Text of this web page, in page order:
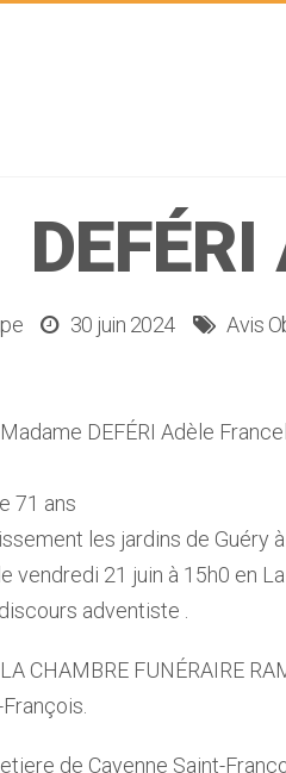
DEFÉRI
30 juin 2024 Avis
DEFÉRI Adèle
71 ans
les jardins de Guéry à
vendredi 21 juin à 15h0 en
adventiste .
CHAMBRE FUNÉRAIRE
de Cayenne Saint-